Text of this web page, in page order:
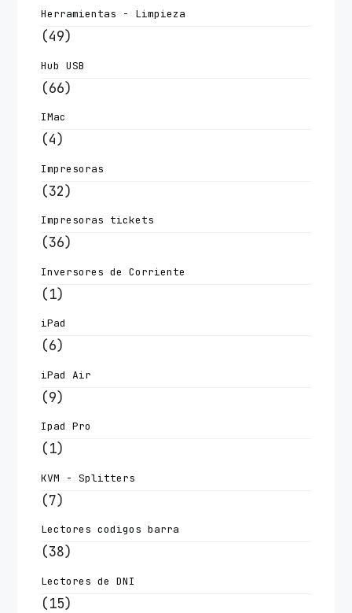
Herramientas - Limpieza
(49)
Hub USB
(66)
IMac
(4)
Impresoras
(32)
Impresoras tickets
(36)
Inversores de Corriente
(1)
iPad
(6)
iPad Air
(9)
Ipad Pro
(1)
KVM - Splitters
(7)
Lectores codigos barra
(38)
Lectores de DNI
(15)